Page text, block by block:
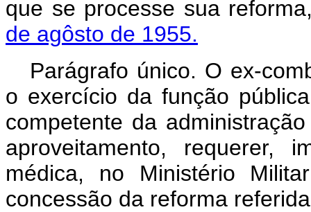
que se processe sua
de agôsto de 1955.
Parágrafo único. O ex-
o exercício da função
competente da
aproveitamento, requerer,
médica, no Ministério
concessão da reforma